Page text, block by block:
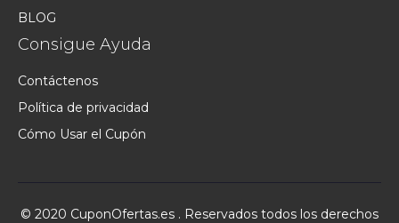
BLOG
Consigue Ayuda
Contáctenos
Política de privacidad
Cómo Usar el Cupón
© 2020 CuponOfertas.es . Reservados todos los derechos